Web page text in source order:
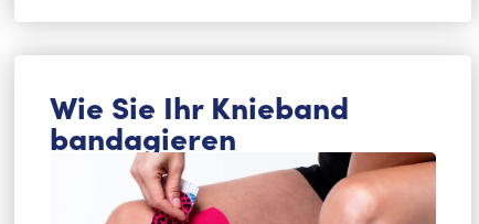
Wie Sie Ihr Knieband
bandagieren